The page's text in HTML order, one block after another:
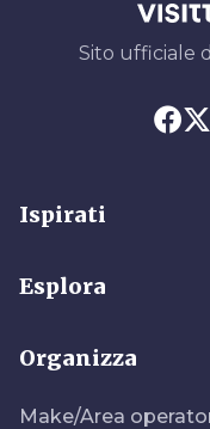
Sito ufficiale
Ispirati
Esplora
Organizza
Make/Area